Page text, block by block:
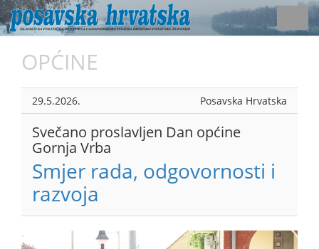
OPĆINE
29.5.2026. Posavska Hrvatska
Svečano proslavljen Dan općine
Gornja Vrba
Smjer rada, odgovornosti i
razvoja